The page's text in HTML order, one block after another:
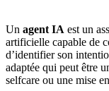
Un agent IA est un
artificielle capable de
d’identifier son
adaptée qui peut être
selfcare ou une mise